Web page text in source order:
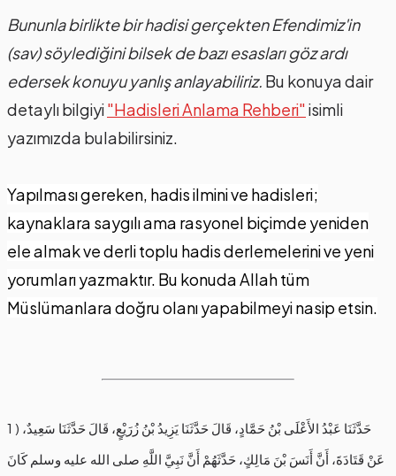
Bununla birlikte bir hadisi gerçekten Efendimiz'in
(sav) söylediğini bilsek de bazı esasları göz ardı
edersek konuyu yanlış anlayabiliriz. Bu konuya dair
detaylı bilgiyi"Hadisleri Anlama Rehberi"isimli
yazımızda bulabilirsiniz.
Yapılması gereken, hadis ilmini ve hadisleri;
kaynaklara saygılı ama rasyonel biçimde yeniden
ele almak ve derli toplu hadis derlemelerini ve yeni
yorumları yazmaktır. Bu konuda Allah tüm
Müslümanlara doğru olanı yapabilmeyi nasip etsin.
1 ) حَدَّثَنَا عَبْدُ الأَعْلَى بْنُ حَمَّادٍ، قَالَ حَدَّثَنَا يَزِيدُ بْنُ زُرَيْعٍ، قَالَ حَدَّثَنَا سَعِيدٌ،
عَنْ قَتَادَةَ، أَنَّ أَنَسَ بْنَ مَالِكٍ، حَدَّثَهُمْ أَنَّ نَبِيَّ اللَّهِ صلى الله عليه وسلم كَانَ